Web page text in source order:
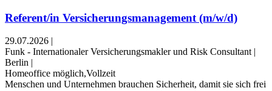
Referent/in Versicherungsmanagement (m/w/d)
29.07.2026 |
Funk - Internationaler Versicherungsmakler und Risk Consultant |
Berlin |
Homeoffice möglich,Vollzeit
Menschen und Unternehmen brauchen Sicherheit, damit sie sich frei